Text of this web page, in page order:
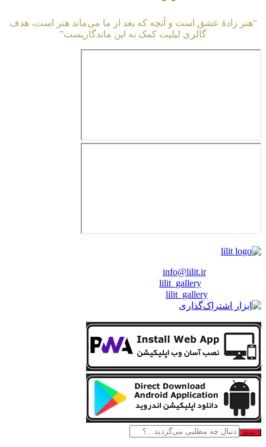
“هنر زادهٔ عشق است و آنچه که بعد از ما می‌ماند هنر است، هدف
گالری لیلیت کمک به این ماندگاریست”
info@lilit.ir
lilit_gallery
lilit_gallery
جستجو